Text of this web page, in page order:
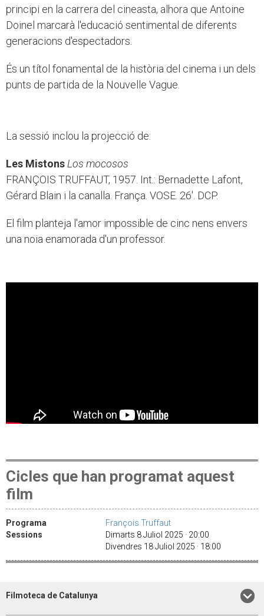
principi en la carrera del cineasta, alhora que Antoine
Doinel marcarà l'educació sentimental de diferents
generacions d'espectadors.
És un títol fonamental de la història del cinema i un dels
punts de partida de la Nouvelle Vague.
La sessió inclou la projecció de:
Les Mistons Los mocosos
FRANÇOIS TRUFFAUT, 1957. Int.: Bernadette Lafont,
Gérard Blain i la canalla. França. VOSE. 26'. DCP.
El film planteja l'amor impossible de cinc nens envers
una noia enamorada d'un professor.
Cicles que han programat aquest
film
Programa
François Truffaut
Sessions
Dimarts 8 Juliol 2025 · 20:00
Divendres 18 Juliol 2025 · 18:00
Filmoteca de Catalunya